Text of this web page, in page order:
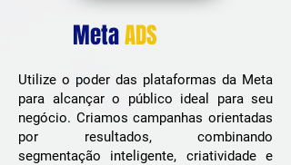
MetaADS
Utilize o poder das plataformas da Meta
para alcançar o público ideal para seu
negócio. Criamos campanhas orientadas
por resultados, combinando
segmentação inteligente, criatividade e